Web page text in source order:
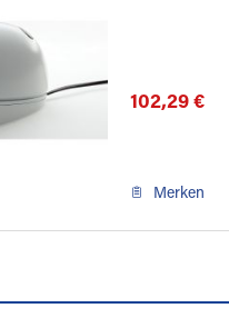
102,29 €
Merken